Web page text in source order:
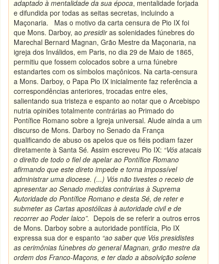
adaptado à mentalidade da sua época, mentalidade forjada
e difundida por todas as seitas secretas, incluindo a
Maçonaria. Mas o motivo da carta censura de Pio IX foi
que Mons. Darboy, aopresidiras solenidades fúnebres do
Marechal Bernard Magnan, Grão Mestre da Maçonaria, na
igreja dos Inválidos, em Paris, no dia 29 de Maio de 1865,
permitiu que fossem colocados sobre a urna fúnebre
estandartes com os símbolos maçônicos. Na carta-censura
a Mons. Darboy, o Papa Pio IX inicialmente faz referência a
correspondências anteriores, trocadas entre eles,
salientando sua tristeza e espanto ao notar que o Arcebispo
nutria opiniões totalmente contrárias ao Primado do
Pontífice Romano sobre a Igreja universal. Alude ainda a um
discurso de Mons. Darboy no Senado da França
qualificando de abuso os apelos que os fiéis podiam fazer
diretamente à Santa Sé.Assim escreveu Pio IX: “Vós atacais
o direito de todo o fiel de apelar ao Pontífice Romano
afirmando que este direto impede e torna impossível
administrar uma diocese. (...) Vós não tivestes o receio de
apresentar ao Senado medidas contrárias à Suprema
Autoridade do Pontífice Romano e desta Sé, de reter e
submeter as Cartas apostólicas à autoridade civil e de
recorrer ao Poder laico”. Depois de se referir a outros erros
de Mons. Darboy sobre a autoridade pontifícia, Pio IX
expressa sua dor e espanto “ao saber que Vós presidistes
as cerimônias fúnebres do general Magnan, grão mestre da
ordem dos Franco-Maçons, e ter dado a absolvição solene